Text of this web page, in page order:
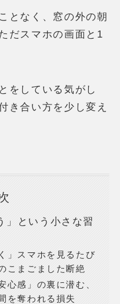
となく、窓の外の朝
だスマホの画面と1
をしている気がし
き合い方を少し変え
」という小さな習
」スマホを見るたび
こまごました断絶
心感」の裏に潜む、
を奪われる損失